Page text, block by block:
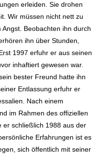
erleiden. Sie drohen
Wir müssen nicht nett zu
Beobachten ihn durch
ihn über Stunden,
1997 erfuhr er aus seinen
inhaftiert gewesen war.
bester Freund hatte ihn
Entlassung erfuhr er
Nach einem
im Rahmen des offiziellen
er schließlich 1988 aus der
Erfahrungen ist es
sich öffentlich mit seiner